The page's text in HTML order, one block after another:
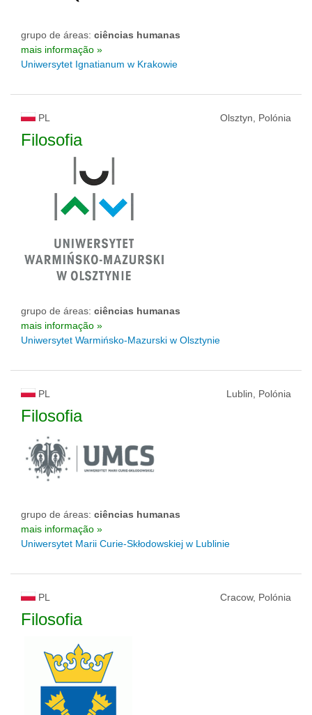
grupo de áreas: ciências humanas
mais informação »
Uniwersytet Ignatianum w Krakowie
PL Olsztyn, Polónia
Filosofia
grupo de áreas: ciências humanas
mais informação »
Uniwersytet Warmińsko-Mazurski w Olsztynie
PL Lublin, Polónia
Filosofia
grupo de áreas: ciências humanas
mais informação »
Uniwersytet Marii Curie-Skłodowskiej w Lublinie
PL Cracow, Polónia
Filosofia